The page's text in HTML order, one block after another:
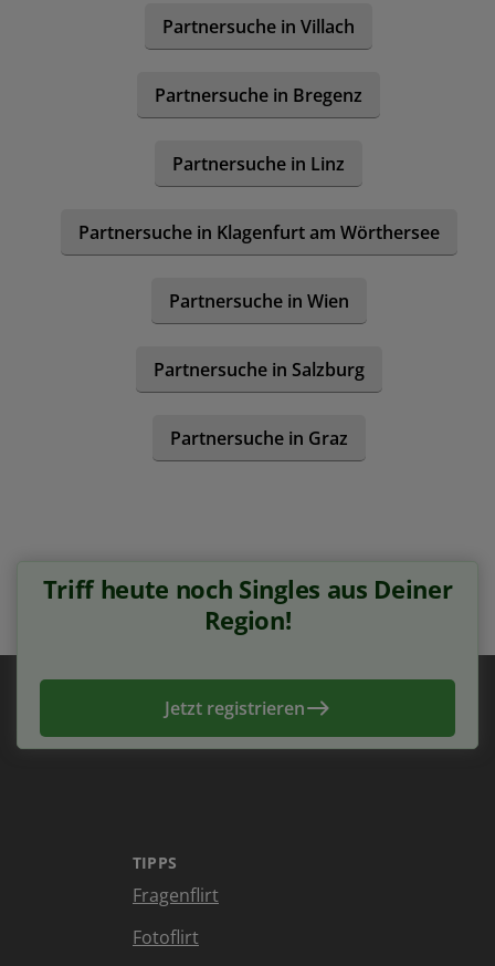
Partnersuche in Villach
Partnersuche in Bregenz
Partnersuche in Linz
Partnersuche in Klagenfurt am Wörthersee
Partnersuche in Wien
Partnersuche in Salzburg
Partnersuche in Graz
Triff heute noch Singles aus Deiner
Region!
Jetzt registrieren
TIPPS
Fragenflirt
Fotoflirt